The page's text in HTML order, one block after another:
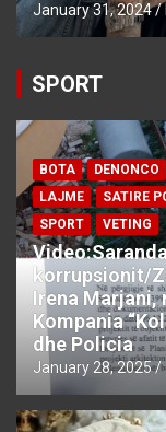
January 31, 2024
SPORT
BOTA DENONCO
LAJME
SATIRE
SPORT
VETING
korrupsionit/
Irena Marjani,
Kompania
dhe Policia
January 28, 2025